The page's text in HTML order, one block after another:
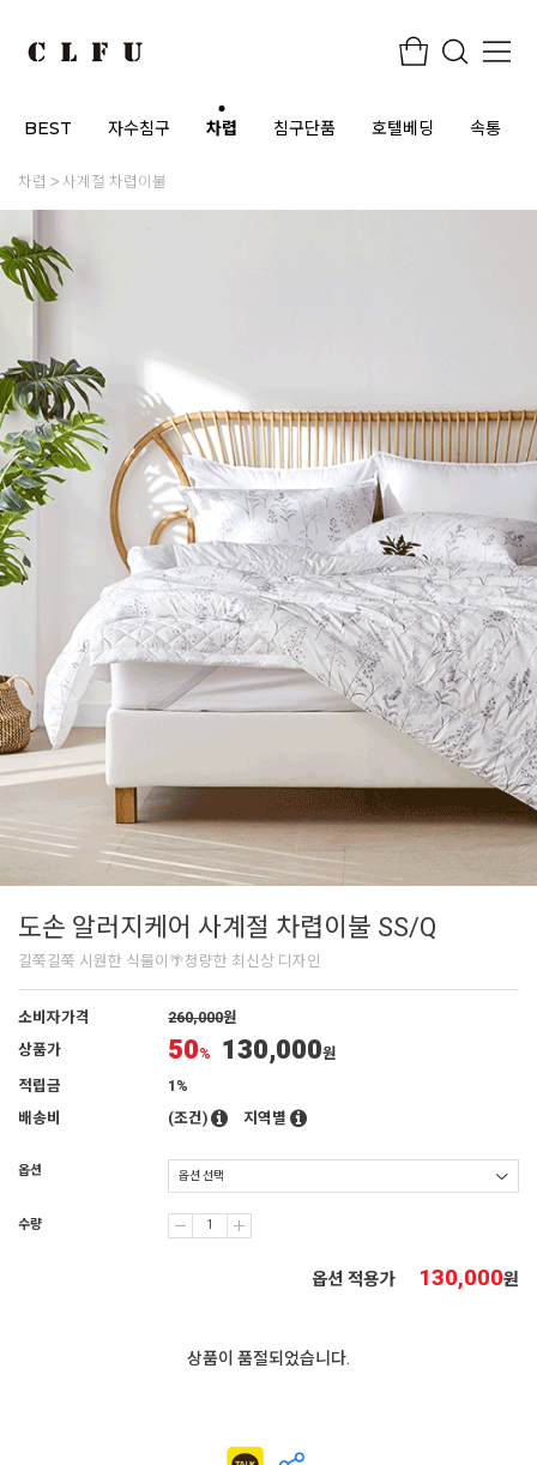
BEST 자수침구 차렵 침구단품 호텔베딩 속통
차렵 사계절 차렵이불
도손 알러지케어 사계절 차렵이불 SS/Q
길쭉길쭉 시원한 식물이🌴청량한 최신상 디자인
소비자가격 260,000원
상품가
50% 130,000원
적립금
1%
배송비
(조건) 지역별
옵션
수량
옵션 적용가 130,000원
상품이 품절되었습니다.